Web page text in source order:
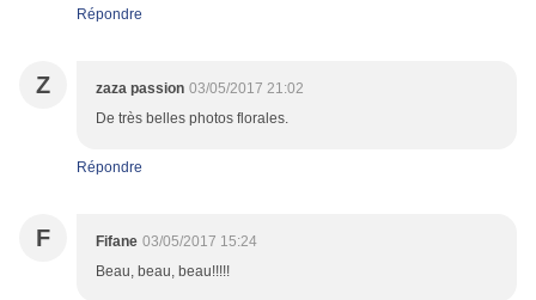
Répondre
Z zaza passion 03/05/2017 21:02
De très belles photos florales.
Répondre
F Fifane 03/05/2017 15:24
Beau, beau, beau!!!!!